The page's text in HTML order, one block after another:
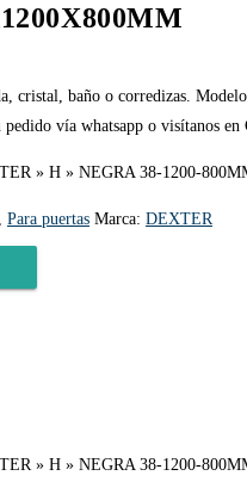
cristal, baño o corredizas.
vía whatsapp o visítanos
» H » NEGRA 38-1200-
Para puertas Marca: DEXTER
» H » NEGRA 38-1200-